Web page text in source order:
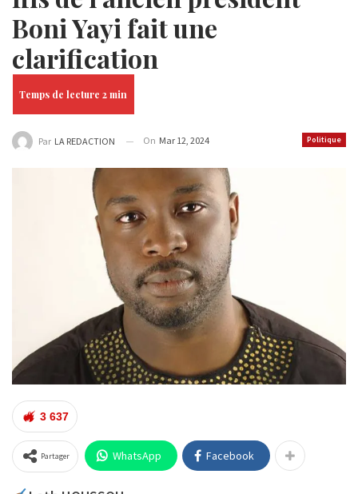
Boni Yayi fait une
clarification
Politique
Par LA REDACTION On Mar 12, 2024
3 637
Partager WhatsApp Facebook